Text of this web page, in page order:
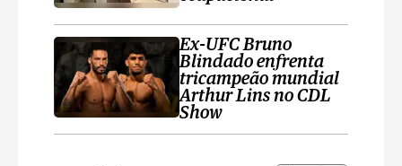
Ex-UFC Bruno
Blindado enfrenta
tricampeão mundial
Arthur Lins no CDL
Show